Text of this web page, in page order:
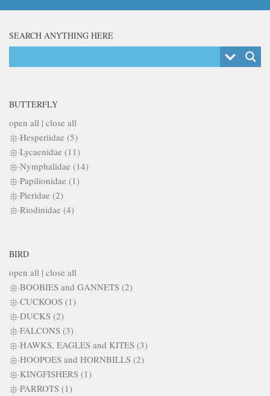
SEARCH ANYTHING HERE
BUTTERFLY
open all | close all
Hesperiidae (5)
Lycaenidae (11)
Nymphalidae (14)
Papilionidae (1)
Pieridae (2)
Riodinidae (4)
BIRD
open all | close all
BOOBIES and GANNETS (2)
CUCKOOS (1)
DUCKS (2)
FALCONS (3)
HAWKS, EAGLES and KITES (3)
HOOPOES and HORNBILLS (2)
KINGFISHERS (1)
PARROTS (1)